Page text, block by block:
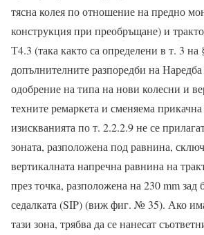
тясна колея по отношение на предно
конструкция при преобръщане) и
Т4.3 (така както са определени в т. 3 на
допълнителните разпоредби на
одобрение на типа на нови колесни и
техните ремаркета и сменяема
изискванията по т. 2.2.2.9 не се
зоната, разположена под равнина,
вертикалната напречна равнина на
през точка, разположена на 230 mm зад
седалката (SIP) (виж фиг. № 35). Ако
тази зона, трябва да се нанесат